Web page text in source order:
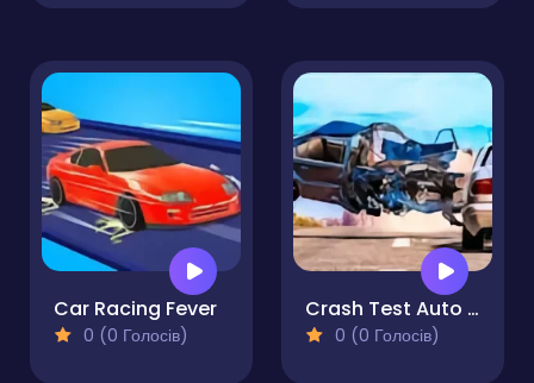
Car Racing Fever
0 (0 Голосів)
Crash Test Auto 3D
0 (0 Голосів)